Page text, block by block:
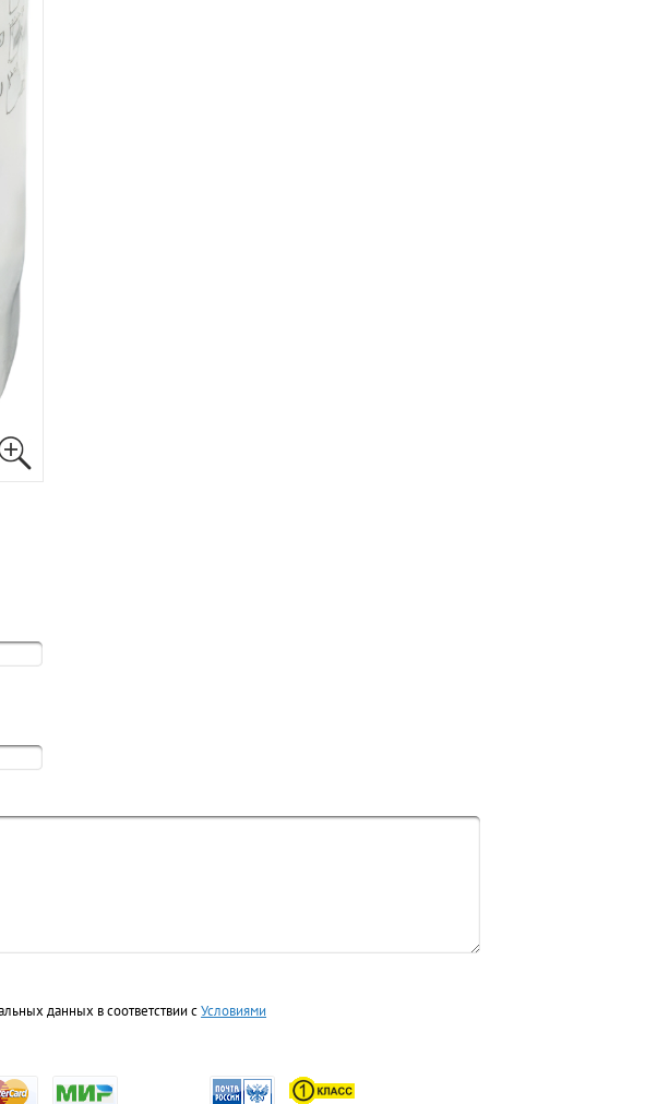
данных в соответствии сУсловиями